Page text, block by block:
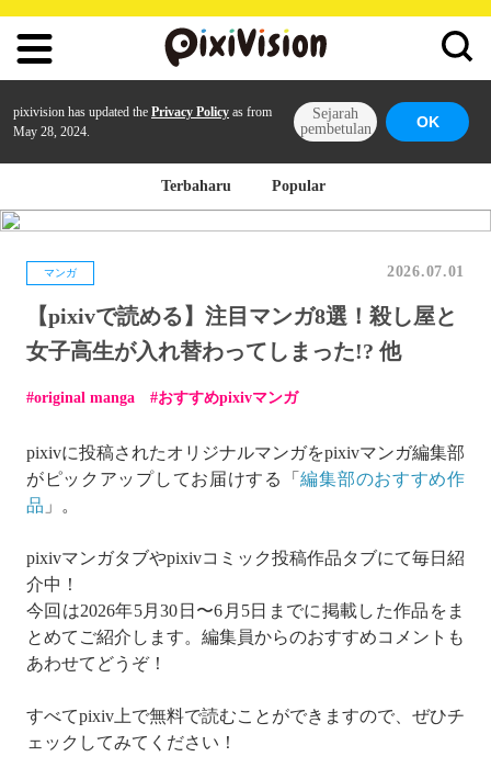
pixivision has updated the Privacy Policy as from
May 28, 2024.
Sejarah
pembetulan
OK
Terbaharu Popular
マンガ 2026.07.01
【pixivで読める】注目マンガ8選！殺し屋と
女子高生が入れ替わってしまった!? 他
original manga おすすめpixivマンガ
pixivに投稿されたオリジナルマンガをpixivマンガ編集部
がピックアップしてお届けする「編集部のおすすめ作
品 」。
pixivマンガタブやpixivコミック投稿作品タブにて毎日紹
介中！
今回は2026年5月30日〜6月5日までに掲載した作品をま
とめてご紹介します。編集員からのおすすめコメントも
あわせてどうぞ！
すべてpixiv上で無料で読むことができますので、ぜひチ
ェックしてみてください！